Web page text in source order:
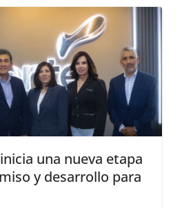
inicia una nueva etapa
y desarrollo para